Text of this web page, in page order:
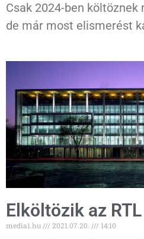
Csak 2024-ben költöznek
de már most elismerést
Elköltözik az
media1.hu 2021.07.20. 14:10